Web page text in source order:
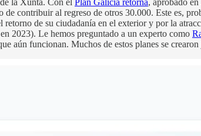
la Xunta. Con el Plan Galicia retorna, aprobado
contribuir al regreso de otros 30.000. Este es,
de su ciudadanía en el exterior y por la
2023). Le hemos preguntado a un experto como
aún funcionan. Muchos de estos planes se